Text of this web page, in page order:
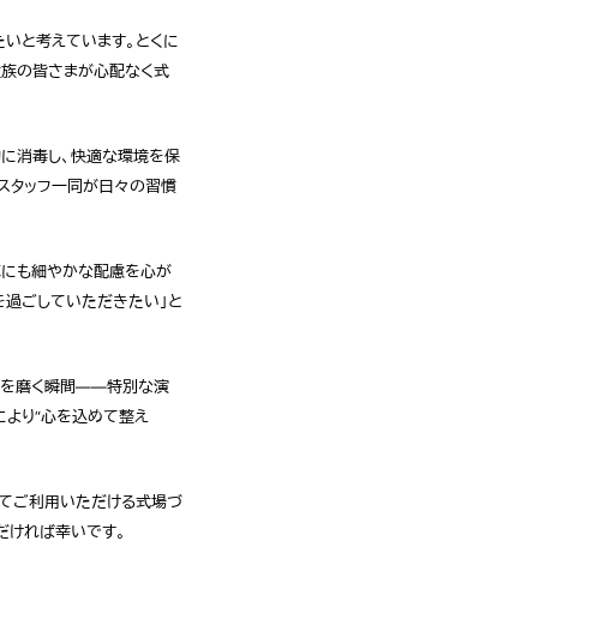
と考えています。とくに
の皆さまが心配なく式
消毒し、快適な環境を保
タッフ一同が日々の習慣
にも細やかな配慮を心が
ごしていただきたい」と
を磨く瞬間——特別な演
より“心を込めて整え
ご利用いただける式場づ
れば幸いです。